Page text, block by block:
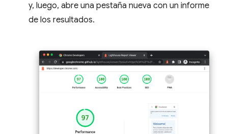
y, luego, abre una pestaña nueva con un informe
de los resultados.